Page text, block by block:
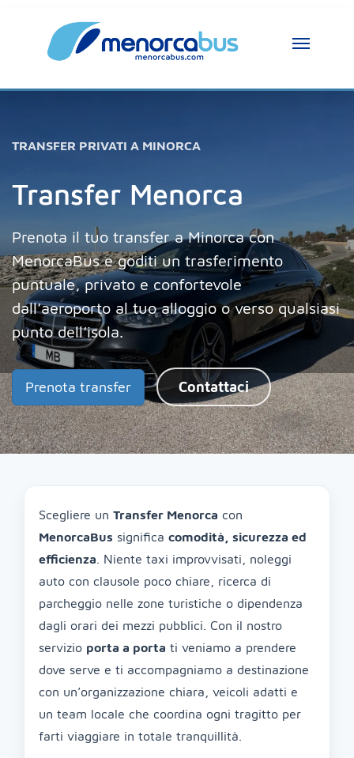
TRANSFER PRIVATI A MINORCA
Transfer Menorca
Prenota il tuo transfer a Minorca con
MenorcaBus e goditi un trasferimento
puntuale, privato e confortevole
dall’aeroporto al tuo alloggio o verso qualsiasi
punto dell’isola.
Prenota transfer Contattaci
Scegliere un Transfer Menorca con
MenorcaBus significa comodità, sicurezza ed
efficienza . Niente taxi improvvisati, noleggi
auto con clausole poco chiare, ricerca di
parcheggio nelle zone turistiche o dipendenza
dagli orari dei mezzi pubblici. Con il nostro
servizio porta a porta ti veniamo a prendere
dove serve e ti accompagniamo a destinazione
con un’organizzazione chiara, veicoli adatti e
un team locale che coordina ogni tragitto per
farti viaggiare in totale tranquillità.